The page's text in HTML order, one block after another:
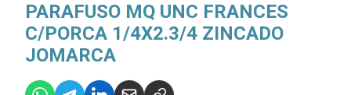
PARAFUSO MQ UNC FRANCES
C/PORCA 1/4X2.3/4 ZINCADO
JOMARCA